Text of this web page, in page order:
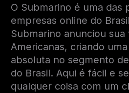
O Submarino é uma das
empresas online do
Submarino anunciou sua
Americanas, criando
absoluta no segmento
do Brasil. Aqui é fácil e
qualquer coisa com um